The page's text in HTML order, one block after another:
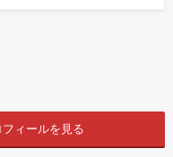
ィールを見る